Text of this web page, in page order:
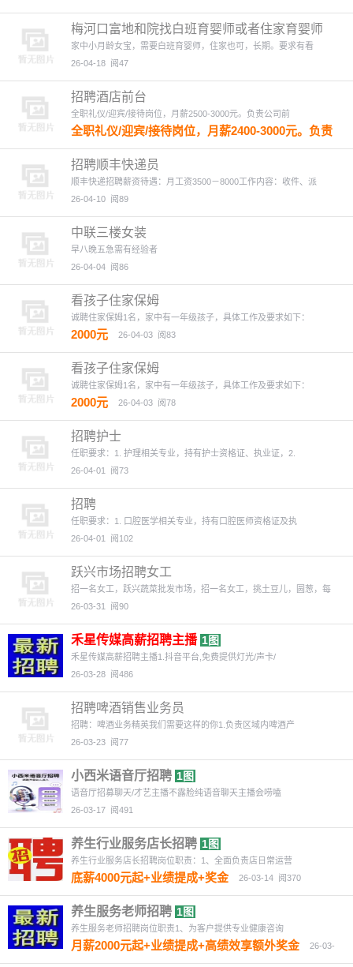
梅河口富地和院找白班育婴师或者住家育婴师
家中小月龄女宝，需要白班育婴师，住家也可，长期。要求有看
26-04-18 阅47
招聘酒店前台
全职礼仪/迎宾/接待岗位，月薪2500-3000元。负责公司前
全职礼仪/迎宾/接待岗位，月薪2400-3000元。负责
公司前台接待，引导来访客人，接听电话，安排会
议等。无需经验，学历不限，年龄18-30岁。工作
环境好，团队氛围佳，有意者欢迎投递简历。
26-04-12 阅93
招聘顺丰快递员
顺丰快递招聘薪资待遇：月工资3500－8000工作内容：收件、派
26-04-10 阅89
中联三楼女装
早八晚五急需有经验者
26-04-04 阅86
看孩子住家保姆
诚聘住家保姆1名，家中有一年级孩子，具体工作及要求如下：
2000元 26-04-03 阅83
看孩子住家保姆
诚聘住家保姆1名，家中有一年级孩子，具体工作及要求如下：
2000元 26-04-03 阅78
招聘护士
任职要求：1. 护理相关专业，持有护士资格证、执业证，2.
26-04-01
阅73
招聘
任职要求：1. 口腔医学相关专业，持有口腔医师资格证及执
26-04-01
阅102
跃兴市场招聘女工
招一名女工，跃兴蔬菜批发市场，招一名女工，挑土豆儿，圆葱，每
26-03-31
阅90
禾星传媒高薪招聘主播 1图
禾星传媒高薪招聘主播1.抖音平台,免费提供灯光/声卡/
26-03-28 阅486
招聘啤酒销售业务员
招聘：啤酒业务精英我们需要这样的你1.负责区域内啤酒产
26-03-23 阅77
小西米语音厅招聘 1图
语音厅招募聊天/才艺主播不露脸纯语音聊天主播会唠嗑
26-03-17 阅491
养生行业服务店长招聘 1图
养生行业服务店长招聘岗位职责：1、全面负责店日常运营
底薪4000元起+业绩提成+奖金 26-03-14 阅370
养生服务老师招聘 1图
养生服务老师招聘岗位职责1、为客户提供专业健康咨询
月薪2000元起+业绩提成+高绩效享额外奖金
26-03-
13 阅381